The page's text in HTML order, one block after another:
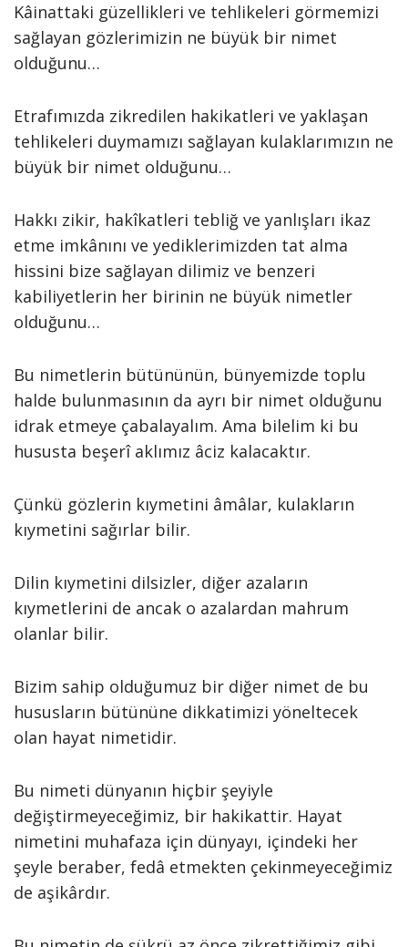
Kâinattaki güzellikleri ve tehlikeleri görmemizi
sağlayan gözlerimizin ne büyük bir nimet
olduğunu…
Etrafımızda zikredilen hakikatleri ve yaklaşan
tehlikeleri duymamızı sağlayan kulaklarımızın ne
büyük bir nimet olduğunu…
Hakkı zikir, hakîkatleri tebliğ ve yanlışları ikaz
etme imkânını ve yediklerimizden tat alma
hissini bize sağlayan dilimiz ve benzeri
kabiliyetlerin her birinin ne büyük nimetler
olduğunu…
Bu nimetlerin bütününün, bünyemizde toplu
halde bulunmasının da ayrı bir nimet olduğunu
idrak etmeye çabalayalım. Ama bilelim ki bu
hususta beşerî aklımız âciz kalacaktır.
Çünkü gözlerin kıymetini âmâlar, kulakların
kıymetini sağırlar bilir.
Dilin kıymetini dilsizler, diğer azaların
kıymetlerini de ancak o azalardan mahrum
olanlar bilir.
Bizim sahip olduğumuz bir diğer nimet de bu
hususların bütününe dikkatimizi yöneltecek
olan hayat nimetidir.
Bu nimeti dünyanın hiçbir şeyiyle
değiştirmeyeceğimiz, bir hakikattir. Hayat
nimetini muhafaza için dünyayı, içindeki her
şeyle beraber, fedâ etmekten çekinmeyeceğimiz
de aşikârdır.